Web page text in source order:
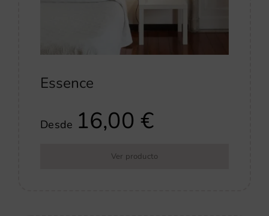
Essence
Desde 16,00€
Ver producto